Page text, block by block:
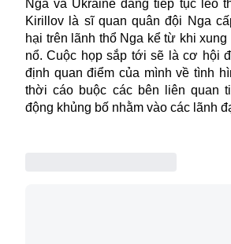
Nga và Ukraine đang tiếp tục leo
Kirillov là sĩ quan quân đội Nga
hại trên lãnh thổ Nga kể từ khi
nổ. Cuộc họp sắp tới sẽ là cơ hội
định quan điểm của mình về tình
thời cáo buộc các bên liên quan
động khủng bố nhằm vào các lãnh